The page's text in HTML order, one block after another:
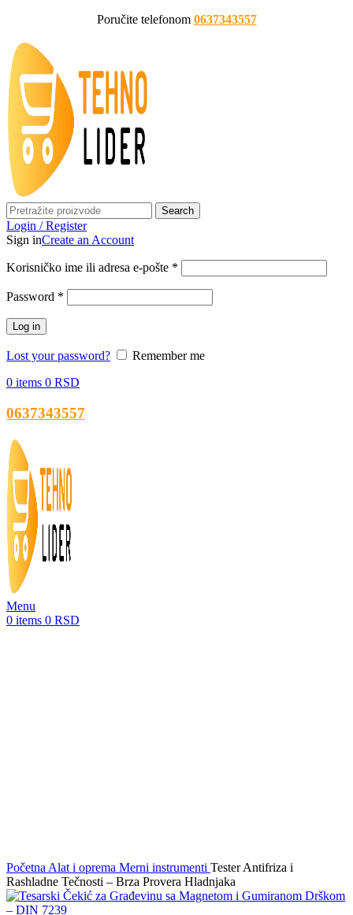
Poručite telefonom 0637343557
Search
Login / Register
Sign inCreate an Account
Korisničko ime ili adresa e-pošte *
Password *
Log in
Lost your password?
Remember me
0 items 0 RSD
0637343557
Menu
0 items 0 RSD
PočetnaAlat i oprema Merni instrumenti Tester Antifriza i
Rashladne Tečnosti – Brza Provera Hladnjaka